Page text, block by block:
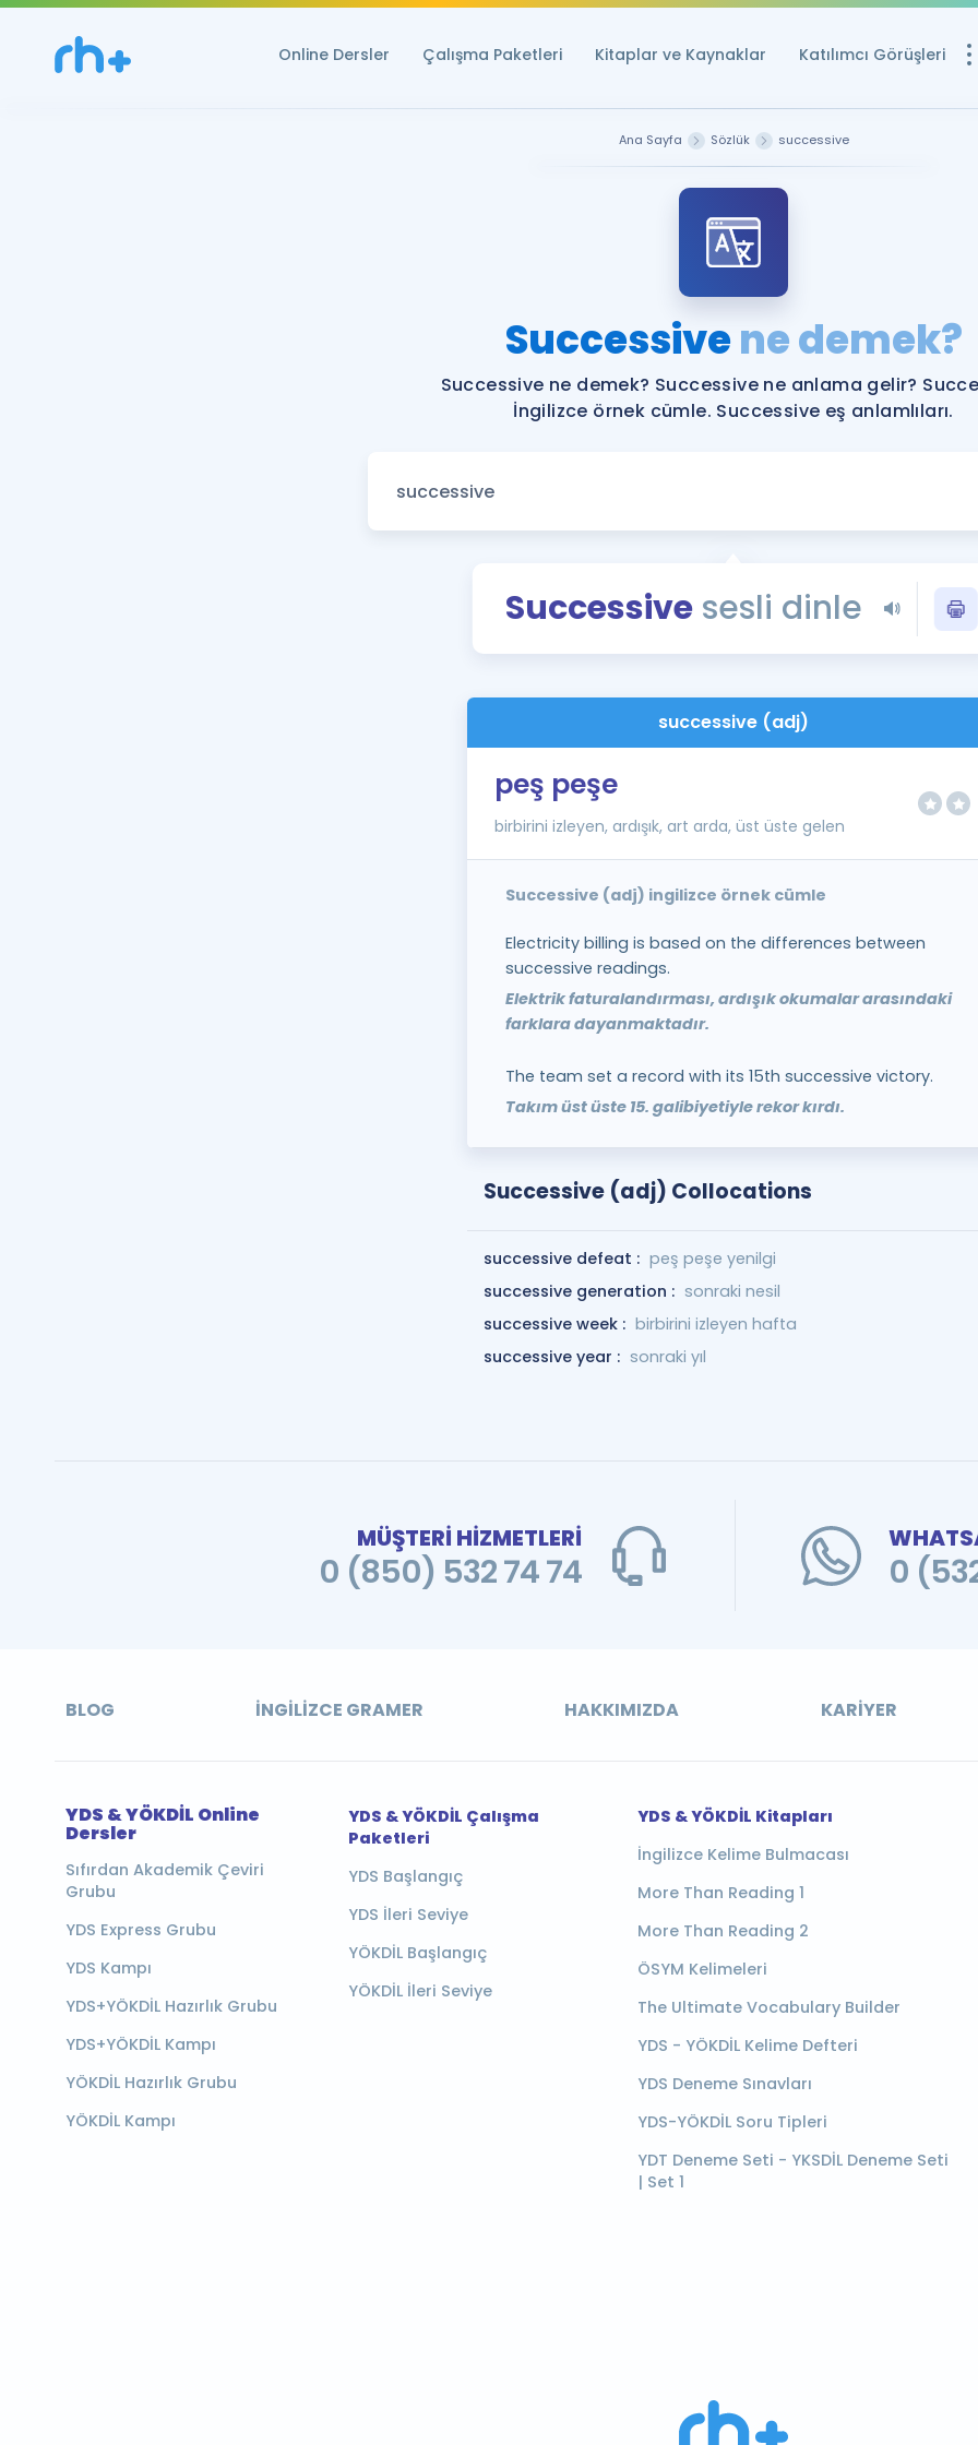
Online Dersler Çalışma Paketleri Kitaplar ve Kaynaklar Katılımcı Görüşleri
Ücretsiz
YDS ve YÖKDİL
YDS ve YÖKDİL'e
Tüm ÖSYM
YDS - YÖKDİL
İngilizce
Ana Sayfa Sözlük successive
Successivene demek?
Successive ne demek? Successive ne anlama gelir?
İngilizce örnek cümle. Successive eş anlamlıları.
Successivesesli dinle
successive (adj)
peş peşe
birbirini izleyen, ardışık, art arda, üst üste gelen
Successive (adj) ingilizce örnek cümle
Electricity billing is based on the differences between
successive readings.
Elektrik faturalandırması, ardışık okumalar arasındaki
farklara dayanmaktadır.
The team set a record with its 15th successive victory.
Takım üst üste 15. galibiyetiyle rekor kırdı.
Successive (adj) Collocations
successive defeat : peş peşe yenilgi
successive generation : sonraki nesil
successive week : birbirini izleyen hafta
successive year : sonraki yıl
MÜŞTERİ HİZMETLERİ
0 (850) 532 74 74 0
BLOG İNGILIZCE GRAMER HAKKIMIZDA KARIYER
YDS & YÖKDİL Online
Dersler
Sıfırdan Akademik Çeviri
Grubu
YDS Express Grubu
YDS Kampı
YDS+YÖKDİL Hazırlık Grubu
YDS+YÖKDİL Kampı
YÖKDİL Hazırlık Grubu
YÖKDİL Kampı
YDS & YÖKDİL Çalışma
Paketleri
YDS Başlangıç
YDS İleri Seviye
YÖKDİL Başlangıç
YÖKDİL İleri Seviye
YDS & YÖKDİL Kitapları
İngilizce Kelime Bulmacası
More Than Reading 1
More Than Reading 2
ÖSYM Kelimeleri
The Ultimate Vocabulary Builder
YDS - YÖKDİL Kelime Defteri
YDS Deneme Sınavları
YDS-YÖKDİL Soru Tipleri
YDT Deneme Seti - YKSDİL Deneme Seti
| Set 1